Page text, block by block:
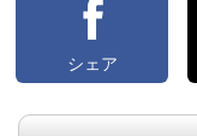
シェア